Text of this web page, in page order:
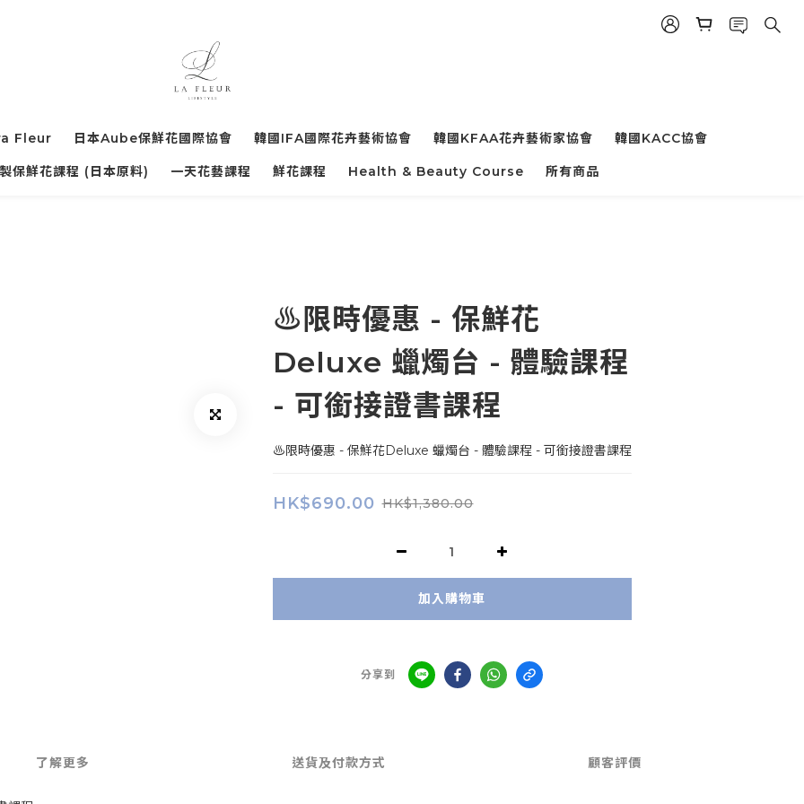
Fleur 日本Aube保鮮花國際協會 韓國IFA國際花卉藝術協會 韓國KFAA花卉藝術家協會 韓國KACC協會
保鮮花課程 (日本原料) 一天花藝課程 鮮花課程 Health & Beauty Course 所有商品
♨️限時優惠 - 保鮮花
Deluxe 蠟燭台 - 體驗課程
- 可銜接證書課程
♨️限時優惠 - 保鮮花Deluxe 蠟燭台 - 體驗課程 - 可銜接證書課程
HK$690.00 HK$1,380.00
加入購物車
分享到
了解更多 送貨及付款方式 顧客評價